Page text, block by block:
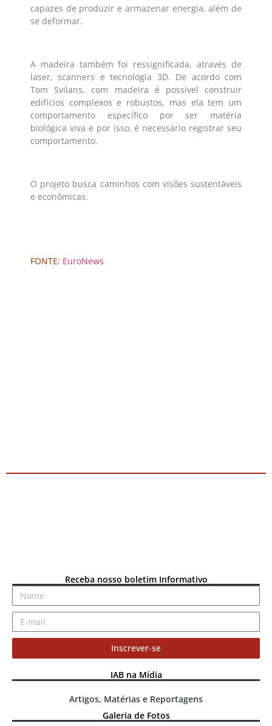
capazes de produzir e armazenar energia, além de
se deformar.
A madeira também foi ressignificada, através de
laser, scanners e tecnologia 3D. De acordo com
Tom Svilans, com madeira é possível construir
edifícios complexos e robustos, mas ela tem um
comportamento específico por ser matéria
biológica viva e por isso, é necessário registrar seu
comportamento.
O projeto busca caminhos com visões sustentáveis
e econômicas.
FONTE: EuroNews
Receba nosso boletim Informativo
Inscrever-se
IAB na Mídia
Artigos, Matérias e Reportagens
Galeria de Fotos